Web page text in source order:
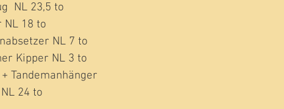
NL 23,5 to
NL 18 to
NL 7 to
Kipper NL 3 to
Tandemanhänger
24 to